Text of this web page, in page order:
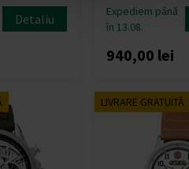
Detaliu
Expediem până
în 13.08.
940,00 lei
LIVRARE GRATUITĂ